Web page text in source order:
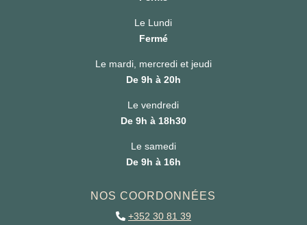
Le Lundi
Fermé
Le mardi, mercredi et jeudi
De 9h à 20h
Le vendredi
De 9h à 18h30
Le samedi
De 9h à 16h
NOS COORDONNÉES
+352 30 81 39